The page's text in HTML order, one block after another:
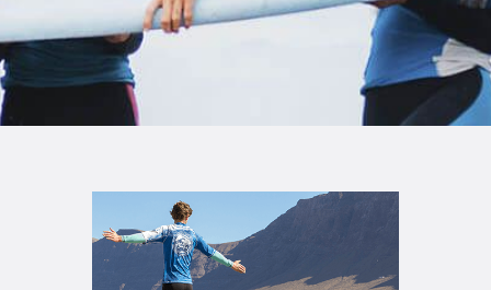
TIENDA FAMILY SURFERS
WEBCAM SALINAS
PEDIDOS